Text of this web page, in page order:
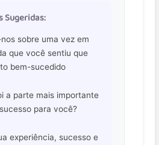
Sugeridas:
sobre uma vez em
que você sentiu que
bem-sucedido
a parte mais importante
para você?
experiência, sucesso e